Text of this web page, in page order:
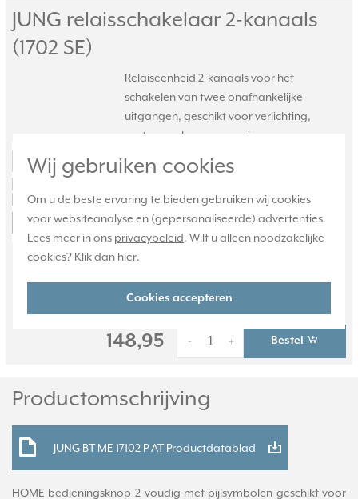
Wij gebruiken cookies
Om u de beste ervaring te bieden gebruiken wij cookies
voor websiteanalyse en (gepersonaliseerde) advertenties.
Lees meer in ons privacybeleid. Wilt u alleen noodzakelijke
cookies? Klik dan hier.
Cookies accepteren
JUNG relaisschakelaar 2-kanaals
(1702 SE)
Relaiseenheid 2-kanaals voor het
schakelen van twee onafhankelijke
uitgangen, geschikt voor verlichting,
motoren, vloerverwarming en
kamerthermostaat. Met
neventoestelingang. Nuldraad
vereist.
Meer informatie »
Verwachte levertijd:
Huidige voorraad:
0 stuk(s)
148,95 +
- Bestel
Productomschrijving
JUNG BT ME 17102 P AT Productdatablad
HOME bedieningsknop 2-voudig met pijlsymbolen geschikt voor